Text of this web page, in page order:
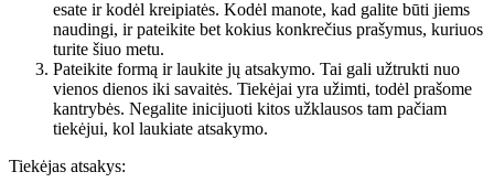
esate ir kodėl kreipiatės. Kodėl manote, kad galite būti jiems
naudingi, ir pateikite bet kokius konkrečius prašymus, kuriuos
turite šiuo metu.
Pateikite formą ir laukite jų atsakymo. Tai gali užtrukti nuo
vienos dienos iki savaitės. Tiekėjai yra užimti, todėl prašome
kantrybės. Negalite inicijuoti kitos užklausos tam pačiam
tiekėjui, kol laukiate atsakymo.
Tiekėjas atsakys: